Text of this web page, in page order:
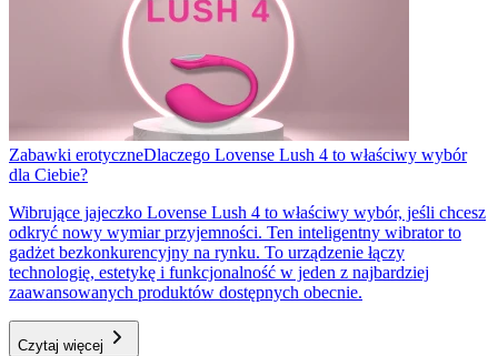
Zabawki erotyczneDlaczego Lovense Lush 4 to właściwy wybór
dla Ciebie?
Wibrujące jajeczko Lovense Lush 4 to właściwy wybór, jeśli chcesz
odkryć nowy wymiar przyjemności. Ten inteligentny wibrator to
gadżet bezkonkurencyjny na rynku. To urządzenie łączy
technologię, estetykę i funkcjonalność w jeden z najbardziej
zaawansowanych produktów dostępnych obecnie.
Czytaj więcej